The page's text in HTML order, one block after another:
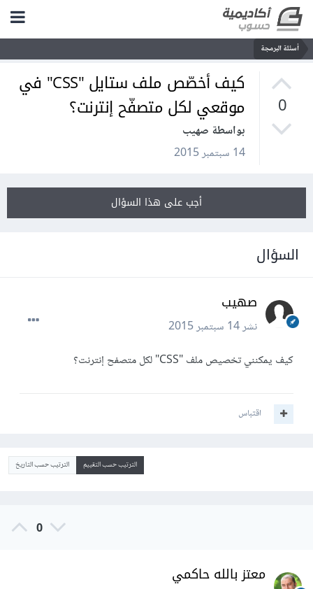
أسئلة البرمجة
0
كيف أخصّص ملف ستايل "CSS" في
موقعي لكل متصفّح إنترنت؟
بواسطة صهيب
14 سبتمبر 2015
أجب على هذا السؤال
السؤال
صهيب
نشر14 سبتمبر 2015
كيف يمكنني تخصيص ملف "CSS" لكل متصفح إنترنت؟
اقتباس
الترتيب حسب التقييم الترتيب حسب التاريخ
0
معتز بالله حاكمي